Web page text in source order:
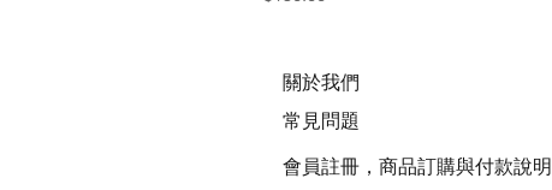
關於我們
常見問題
會員註冊，商品訂購與付款說明